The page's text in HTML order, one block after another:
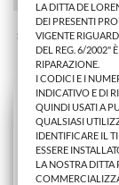
Stai Visualizzando 1
LA DITTA DE
DEI PRESENTI
VIGENTE
DEL REG. 6/2002"
RIPARAZIONE.
I CODICI E I
INDICATIVO E DI
QUINDI USATI A
QUALSIASI
IDENTIFICARE IL
ESSERE
LA NOSTRA